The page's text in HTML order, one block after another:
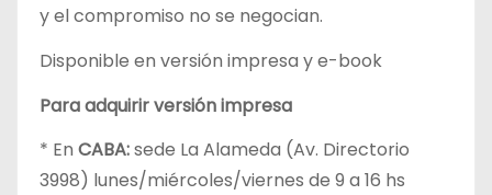
y el compromiso no se negocian.
Disponible en versión impresa y e-book
Para adquirir versión impresa
* En CABA:sede La Alameda (Av. Directorio
3998) lunes/miércoles/viernes de 9 a 16 hs